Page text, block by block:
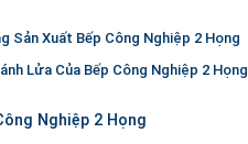
Sản Xuất Bếp Công Nghiệp 2 Họng
Lửa Của Bếp Công Nghiệp 2 Họng
Nghiệp 2 Họng